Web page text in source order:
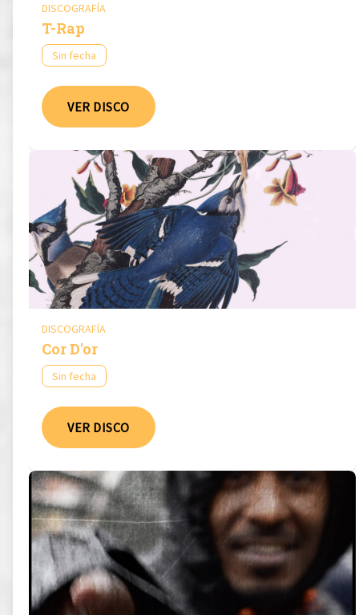
DISCOGRAFÍA
T​-​Rap
Sin fecha
VER DISCO
DISCOGRAFÍA
Cor D'or
Sin fecha
VER DISCO